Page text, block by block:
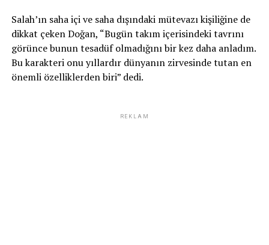
Salah’ın saha içi ve saha dışındaki mütevazı kişiliğine de
dikkat çeken Doğan, “Bugün takım içerisindeki tavrını
görünce bunun tesadüf olmadığını bir kez daha anladım.
Bu karakteri onu yıllardır dünyanın zirvesinde tutan en
önemli özelliklerden biri” dedi.
REKLAM